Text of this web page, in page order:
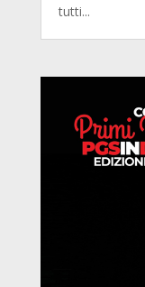
tutti...